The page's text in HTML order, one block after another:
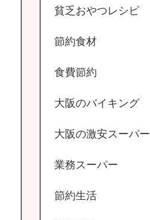
貧乏おやつレシピ
節約食材
食費節約
大阪のバイキング
大阪の激安スーパー
業務スーパー
節約生活